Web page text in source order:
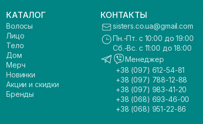
КАТАЛОГ
Волосы
Лицо
Тело
Дом
Мерч
Новинки
Акции и скидки
Бренды
КОНТАКТЫ
sisters.co.ua@gmail.com
Пн.-Пт. с 10:00 до 19:00
Сб.-Вс. с 11:00 до 18:00
Менеджер
+38 (097) 612-54-81
+38 (097) 788-12-88
+38 (097) 983-41-20
+38 (068) 693-46-00
+38 (068) 951-22-86